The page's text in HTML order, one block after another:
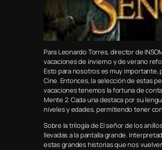
Para Leonardo Torres, director de
vacaciones de invierno y de verano
Esto para nosotros es muy
Cine. Entonces, la selección de estas
vacaciones tenemos la fortuna de
Mente 2. Cada una destaca por su
niveles y edades, permitiendo tener
Sobre la trilogía de El señor de los
llevadas a la pantalla grande.
estas grandes historias que nos